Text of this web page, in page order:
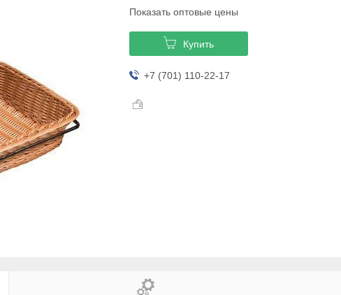
Показать оптовые цены
Купить
+7 (701) 110-22-17